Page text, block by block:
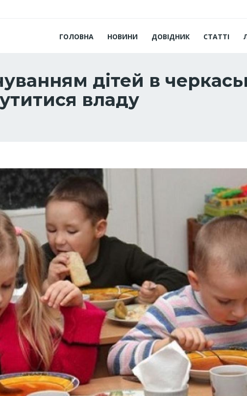
ГОЛОВНА НОВИНИ ДОВІДНИК СТАТТІ
дітей в
владу